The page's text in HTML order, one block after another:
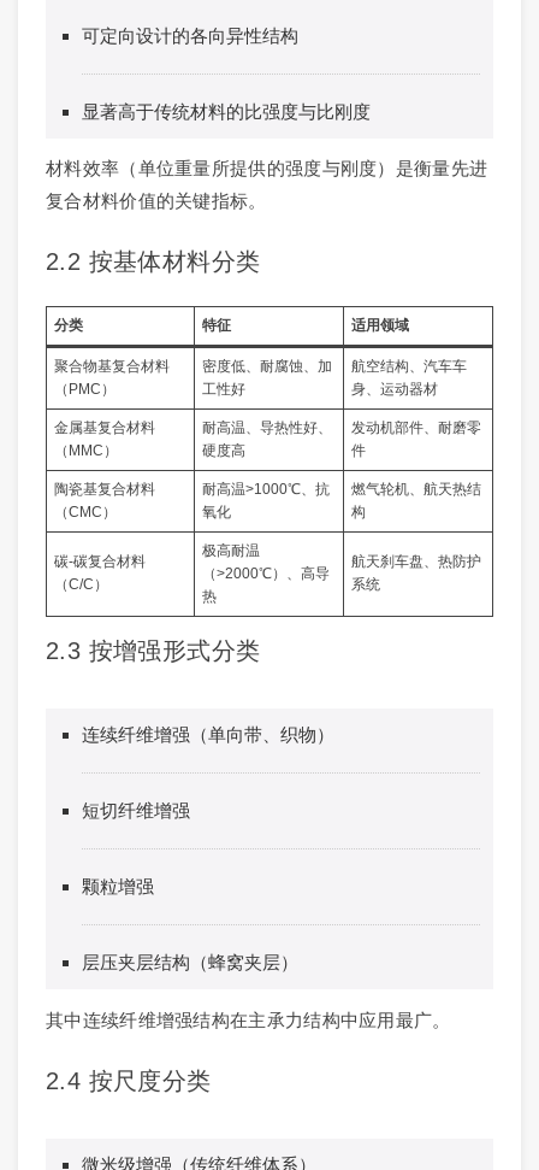
可定向设计的各向异性结构
显著高于传统材料的比强度与比刚度
材料效率（单位重量所提供的强度与刚度）是衡量先进
复合材料价值的关键指标。
2.2 按基体材料分类
分类 特征 适用领域
聚合物基复合材料
（PMC）
密度低、耐腐蚀、加
工性好
航空结构、汽车车
身、运动器材
金属基复合材料
（MMC）
耐高温、导热性好、
硬度高
发动机部件、耐磨零
件
陶瓷基复合材料
（CMC）
耐高温>1000℃、抗
氧化
燃气轮机、航天热结
构
碳-碳复合材料
（C/C）
极高耐温
（>2000℃）、高导
热
航天刹车盘、热防护
系统
2.3 按增强形式分类
连续纤维增强（单向带、织物）
短切纤维增强
颗粒增强
层压夹层结构（蜂窝夹层）
其中连续纤维增强结构在主承力结构中应用最广。
2.4 按尺度分类
微米级增强（传统纤维体系）